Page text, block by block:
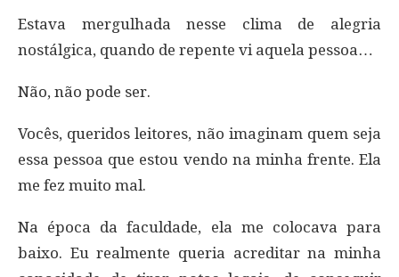
Estava mergulhada nesse clima de alegria
nostálgica, quando de repente vi aquela pessoa…
Não, não pode ser.
Vocês, queridos leitores, não imaginam quem seja
essa pessoa que estou vendo na minha frente. Ela
me fez muito mal.
Na época da faculdade, ela me colocava para
baixo. Eu realmente queria acreditar na minha